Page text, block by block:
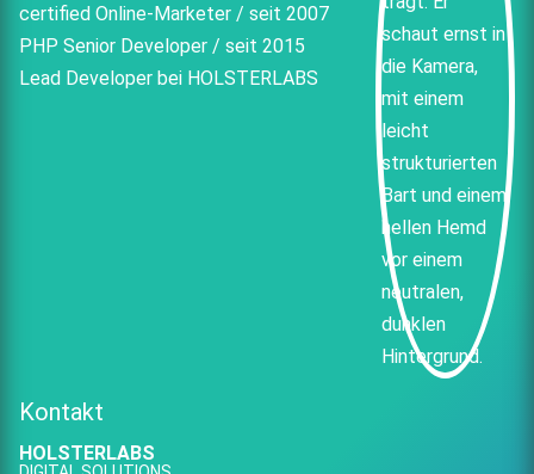
certified Online-Marketer / seit 2007
PHP Senior Developer / seit 2015
Lead Developer bei HOLSTERLABS
Kontakt
HOLSTERLABS